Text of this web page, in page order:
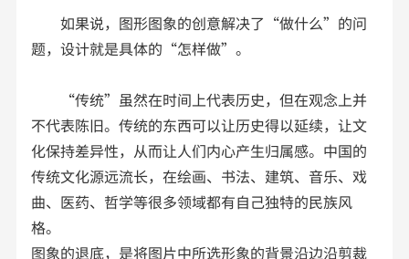
如果说，图形图象的创意解决了“做什么”的问
题，设计就是具体的“怎样做”。
“传统”虽然在时间上代表历史，但在观念上并
不代表陈旧。传统的东西可以让历史得以延续，让文
化保持差异性，从而让人们内心产生归属感。中国的
传统文化源远流长，在绘画、书法、建筑、音乐、戏
曲、医药、哲学等很多领域都有自己独特的民族风
格。
图象的退底，是将图片中所选形象的背景沿边沿剪裁